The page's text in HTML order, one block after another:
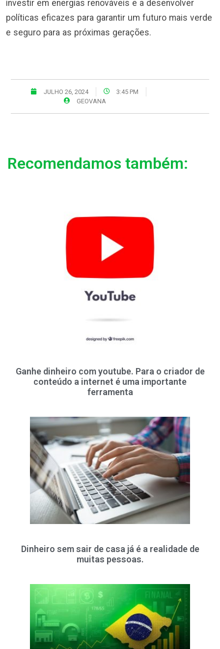
investir em energias renováveis e a desenvolver
políticas eficazes para garantir um futuro mais verde
e seguro para as próximas gerações.
JULHO 26, 2024
3:45 PM
GEOVANA
Recomendamos também:
Ganhe dinheiro com youtube. Para o criador de
conteúdo a internet é uma importante
ferramenta
Dinheiro sem sair de casa já é a realidade de
muitas pessoas.